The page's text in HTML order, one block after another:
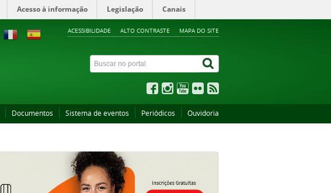
Acesso à informação Legislação Canais
ACESSIBILIDADE ALTO CONTRASTE MAPA DO SITE
Documentos Sistema de eventos Periódicos Ouvidoria